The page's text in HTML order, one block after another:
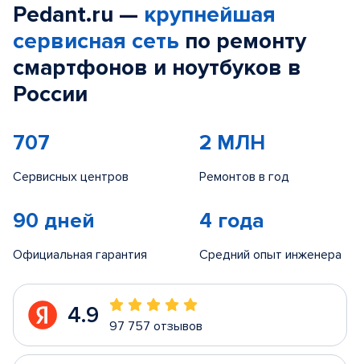
Pedant.ru — крупнейшая
сервисная сеть по ремонту
смартфонов и ноутбуков в
России
707
Сервисных центров
2 МЛН
Ремонтов в год
90 дней
Официальная гарантия
4 года
Средний опыт инженера
4.9 97 757 отзывов